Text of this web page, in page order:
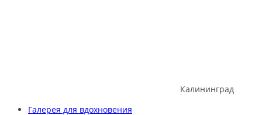
Калининград
Галерея для вдохновения